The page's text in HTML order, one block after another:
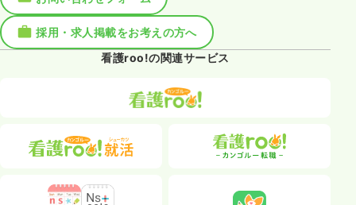
採用・求人掲載をお考えの方へ
看護roo!の関連サービス